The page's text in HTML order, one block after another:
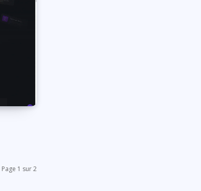
Page 1 sur 2